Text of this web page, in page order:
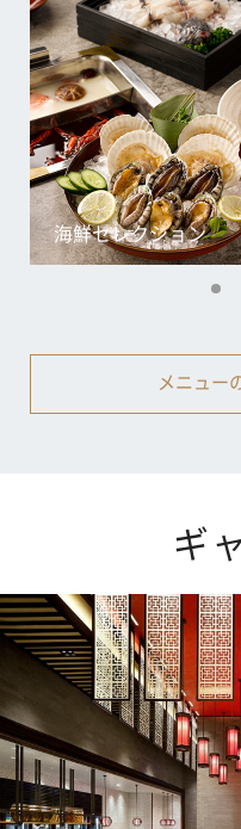
海鮮セレクション
メニュー
ギ